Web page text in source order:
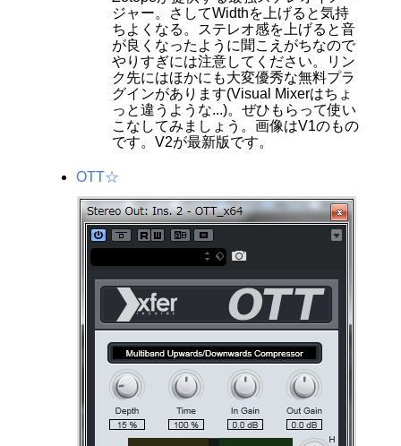
ジャー。さしてWidthを上げると気持
ちよくなる。ステレオ感を上げると音
が良くなったように聞こえがちなので
やりすぎには注意してください。リン
ク先にはほかにも大変優秀な無料プラ
グインがあります(Visual Mixerはちょ
っと違うような...)。ぜひもらって使い
こなしてみましょう。画像はV1のもの
です。V2が最新版です。
OTT☆